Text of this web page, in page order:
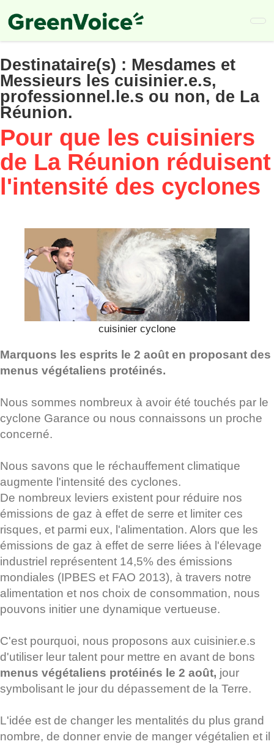
to
main
Destinataire(s) : Mesdames et
Messieurs les cuisinier.e.s,
professionnel.le.s ou non, de La
Réunion.
Pour que les cuisiniers
de La Réunion réduisent
l'intensité des cyclones
cuisinier cyclone
Marquons les esprits le 2 août en proposant des
menus végétaliens protéinés.
Nous sommes nombreux à avoir été touchés par le
cyclone Garance ou nous connaissons un proche
concerné.
Nous savons que le réchauffement climatique
augmente l'intensité des cyclones.
De nombreux leviers existent pour réduire nos
émissions de gaz à effet de serre et limiter ces
risques, et parmi eux, l'alimentation. Alors que les
émissions de gaz à effet de serre liées à l'élevage
industriel représentent 14,5% des émissions
mondiales (IPBES et FAO 2013), à travers notre
alimentation et nos choix de consommation, nous
pouvons initier une dynamique vertueuse.
C'est pourquoi, nous proposons aux cuisinier.e.s
d'utiliser leur talent pour mettre en avant de bons
menus végétaliens protéinés le 2 août, jour
symbolisant le jour du dépassement de la Terre.
L'idée est de changer les mentalités du plus grand
nombre, de donner envie de manger végétalien et il